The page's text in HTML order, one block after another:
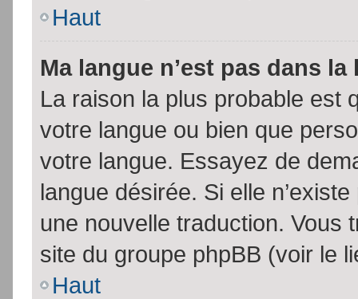
Haut
Ma langue n’est pas dans la
La raison la plus probable est
votre langue ou bien que
votre langue. Essayez de
langue désirée. Si elle
une nouvelle traduction. Vous
site du groupe phpBB (voir le
Haut